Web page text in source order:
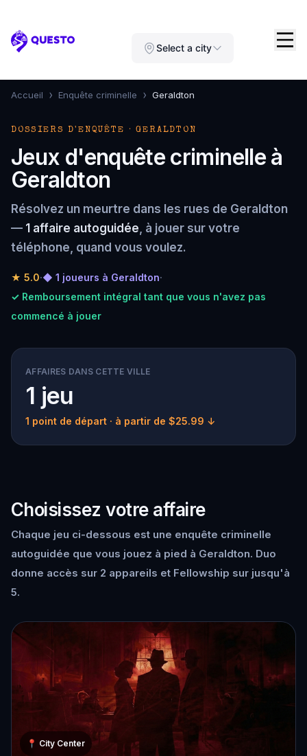
Questo Select a city
Accueil › Enquête criminelle › Geraldton
DOSSIERS D'ENQUÊTE · GERALDTON
Jeux d'enquête criminelle à
Geraldton
Résolvez un meurtre dans les rues de Geraldton
— 1 affaire autoguidée, à jouer sur votre
téléphone, quand vous voulez.
★ 5.0·◆ 1 joueurs à Geraldton·
✓ Remboursement intégral tant que vous n'avez pas
commencé à jouer
AFFAIRES DANS CETTE VILLE
1 jeu
1 point de départ · à partir de $25.99 ↓
Choisissez votre affaire
Chaque jeu ci-dessous est une enquête criminelle
autoguidée que vous jouez à pied à Geraldton. Duo
donne accès sur 2 appareils et Fellowship sur jusqu'à
5.
📍 City Center